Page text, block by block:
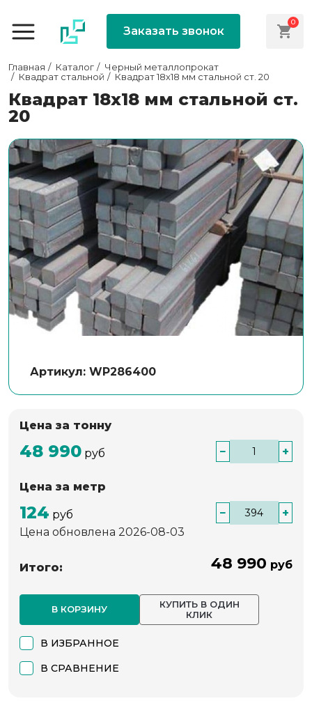
Заказать звонок
0
Главная Каталог
Черный металлопрокат
Квадрат стальной
Квадрат 18х18 мм стальной ст. 20
Квадрат 18х18 мм стальной ст.
20
Артикул: WP286400
Цена за тонну
48 990 руб − +
Цена за метр
124 руб −
+
Цена обновлена 2026-08-03
Итого: 48 990 руб
В КОРЗИНУ
КУПИТЬ В ОДИН
КЛИК
В ИЗБРАННОЕ
В СРАВНЕНИЕ